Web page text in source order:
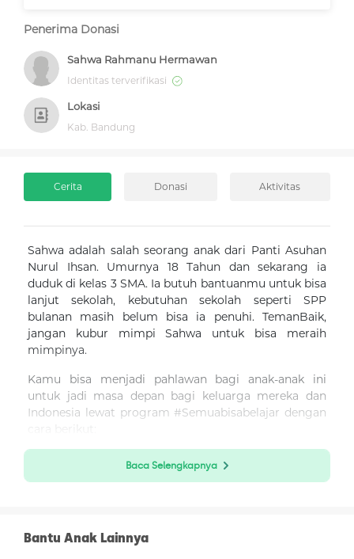
Penerima Donasi
Sahwa Rahmanu Hermawan
Identitas terverifikasi
Lokasi
Kab. Bandung
Cerita Donasi Aktivitas
Sahwa adalah salah seorang anak dari Panti Asuhan
Nurul Ihsan. Umurnya 18 Tahun dan sekarang ia
duduk di kelas 3 SMA. Ia butuh bantuanmu untuk bisa
lanjut sekolah, kebutuhan sekolah seperti SPP
bulanan masih belum bisa ia penuhi. TemanBaik,
jangan kubur mimpi Sahwa untuk bisa meraih
mimpinya.
Kamu bisa menjadi pahlawan bagi anak-anak ini
untuk jadi masa depan bagi keluarga mereka dan
Indonesia lewat program #Semuabisabelajar dengan
Klik “Donasi Sekarang”
dengan OVO, DANA, LinkAja, ShopeePay,
Baca Selengkapnya
Bantu Anak Lainnya